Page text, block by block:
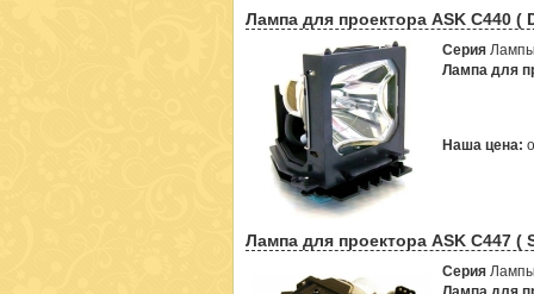
Лампа для проектора ASK C440 (
Серия
Лампа для
Наша цена:
Лампа для проектора ASK C447 (
Серия